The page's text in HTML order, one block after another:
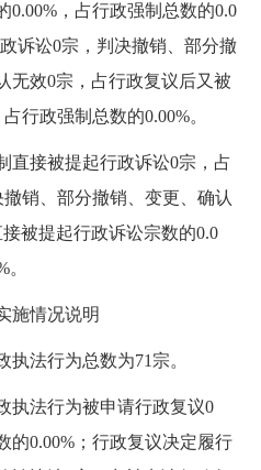
0.00%，占行政强制总数的0.0
诉讼0宗，判决撤销、部分撤
无效0宗，占行政复议后又被
行政强制总数的0.00%。
直接被提起行政诉讼0宗，占
销、部分撤销、变更、确认
被提起行政诉讼宗数的0.0
施情况说明
执法行为总数为71宗。
执法行为被申请行政复议0
的0.00%；行政复议决定履行